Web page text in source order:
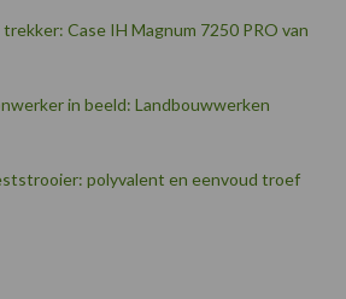
trekker: Case IH Magnum 7250 PRO van
in beeld: Landbouwwerken
polyvalent en eenvoud troef